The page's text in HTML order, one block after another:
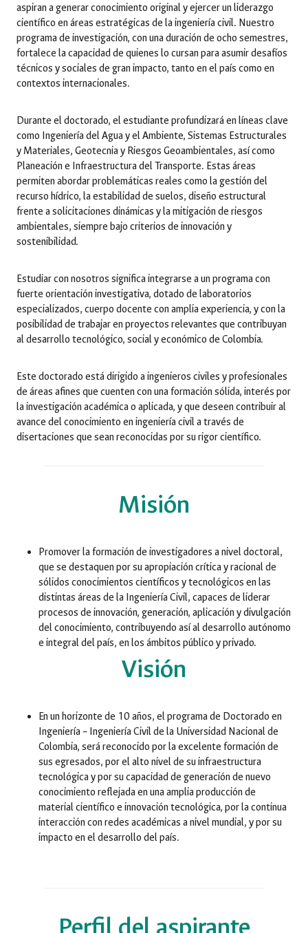
aspiran a generar conocimiento original y ejercer un liderazgo
científico en áreas estratégicas de la ingeniería civil. Nuestro
programa de investigación, con una duración de ocho semestres,
fortalece la capacidad de quienes lo cursan para asumir desafíos
técnicos y sociales de gran impacto, tanto en el país como en
contextos internacionales.
Durante el doctorado, el estudiante profundizará en líneas clave
como Ingeniería del Agua y el Ambiente, Sistemas Estructurales
y Materiales, Geotecnia y Riesgos Geoambientales, así como
Planeación e Infraestructura del Transporte. Estas áreas
permiten abordar problemáticas reales como la gestión del
recurso hídrico, la estabilidad de suelos, diseño estructural
frente a solicitaciones dinámicas y la mitigación de riesgos
ambientales, siempre bajo criterios de innovación y
sostenibilidad.
Estudiar con nosotros significa integrarse a un programa con
fuerte orientación investigativa, dotado de laboratorios
especializados, cuerpo docente con amplia experiencia, y con la
posibilidad de trabajar en proyectos relevantes que contribuyan
al desarrollo tecnológico, social y económico de Colombia.
Este doctorado está dirigido a ingenieros civiles y profesionales
de áreas afines que cuenten con una formación sólida, interés por
la investigación académica o aplicada, y que deseen contribuir al
avance del conocimiento en ingeniería civil a través de
disertaciones que sean reconocidas por su rigor científico.
Misión
Promover la formación de investigadores a nivel doctoral,
que se destaquen por su apropiación crítica y racional de
sólidos conocimientos científicos y tecnológicos en las
distintas áreas de la Ingeniería Civil, capaces de liderar
procesos de innovación, generación, aplicación y divulgación
del conocimiento, contribuyendo así al desarrollo autónomo
e integral del país, en los ámbitos público y privado.
Visión
En un horizonte de 10 años, el programa de Doctorado en
Ingeniería – Ingeniería Civil de la Universidad Nacional de
Colombia, será reconocido por la excelente formación de
sus egresados, por el alto nivel de su infraestructura
tecnológica y por su capacidad de generación de nuevo
conocimiento reflejada en una amplia producción de
material científico e innovación tecnológica, por la continua
interacción con redes académicas a nivel mundial, y por su
impacto en el desarrollo del país.